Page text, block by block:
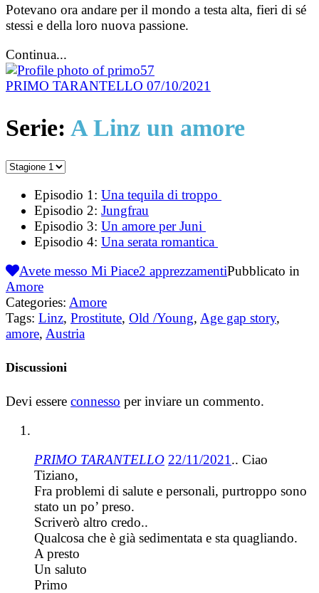
Potevano ora andare per il mondo a testa alta, fieri di sé
stessi e della loro nuova passione.
Continua...
PRIMO TARANTELLO 07/10/2021
Serie: A Linz un amore
Episodio 1: Una tequila di troppo
Episodio 2: Jungfrau
Episodio 3: Un amore per Juni
Episodio 4: Una serata romantica
Avete messo Mi Piace2 apprezzamentiPubblicato in
Amore
Categories: Amore
Tags: Linz, Prostitute, Old /Young, Age gap story,
amore, Austria
Discussioni
Devi essere connesso per inviare un commento.
PRIMO TARANTELLO 22/11/2021 .. Ciao
Tiziano,
Fra problemi di salute e personali, purtroppo sono
stato un po’ preso.
Scriverò altro credo..
Qualcosa che è già sedimentata e sta quagliando.
A presto
Un saluto
Primo